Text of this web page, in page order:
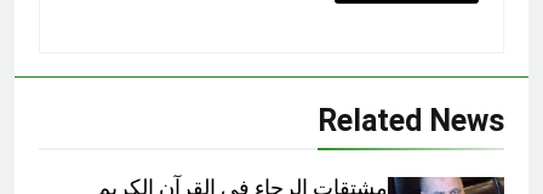
Related News
مشتقات الرجاء في القرآن الكريم